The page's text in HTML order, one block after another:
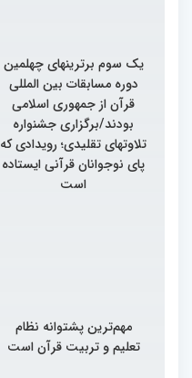
یک سوم برترینهای چهلمین
دوره مسابقات بین المللی
قرآن از جمهوری اسلامی
بودند/برگزاری جشنواره
تلاوتهای تقلیدی؛ رویدادی که
پای نوجوانان قرآنی ایستاده
است
مهم‌ترین پشتوانه نظام
تعلیم و تربیت قرآن است